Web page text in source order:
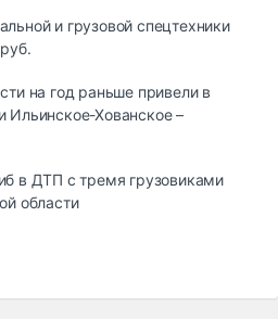
и грузовой спецтехники
на год раньше привели в
Ильинское-Хованское –
в ДТП с тремя грузовиками
области